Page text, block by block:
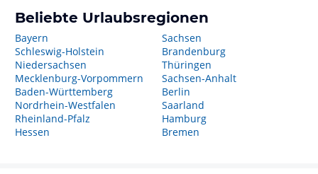
Beliebte Urlaubsregionen
Bayern
Schleswig-Holstein
Niedersachsen
Mecklenburg-Vorpommern
Baden-Württemberg
Nordrhein-Westfalen
Rheinland-Pfalz
Hessen
Sachsen
Brandenburg
Thüringen
Sachsen-Anhalt
Berlin
Saarland
Hamburg
Bremen